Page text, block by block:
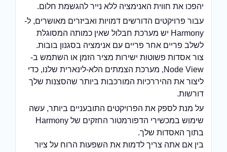
יהפכו את חווית האנימציה ללא נייר להגשמת חלום.
עבור פרויקטים הדורשים דמויות ואביזרים מאושרים, ל-
Harmony יש מערכת חבלול שאין כמותה המסוגלת
לשלב פריים אחר פריים עם אנימציה בסגנון בובות.
צור אסדות פשוטות ישירות מציר הזמן או השתמש ב-
Node View, מערכת הצמתים הלא-לינארית שלנו, כדי
ליצור את ההיררכיות המורכבות ביותר שהסצנות שלך
דורשות.
על מנת לספק את הפרויקטים התובעניים ביותר, עשה
שימוש במכשירי הדפורמטור החזקים של Harmony
בתוך האסדות שלך.
בין אם אתה צריך לדמות את השפעות הרוח על ציור